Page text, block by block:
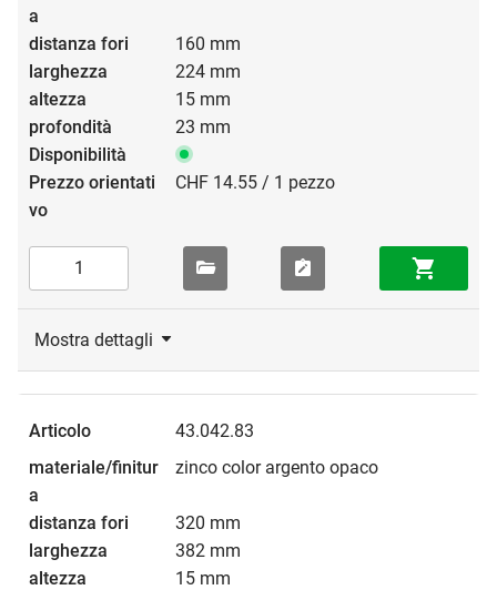
160 mm
224 mm
15 mm
23 mm
CHF 14.55 / 1 pezzo
Mostra dettagli
43.042.83
zinco color argento opaco
320 mm
382 mm
15 mm